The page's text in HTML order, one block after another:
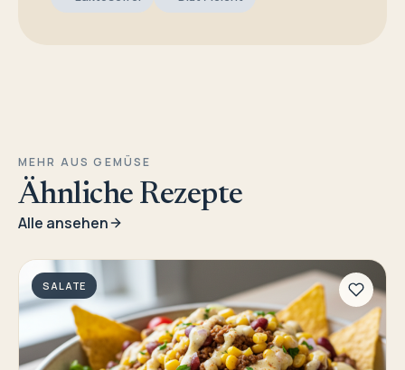
MEHR AUS GEMÜSE
Ähnliche Rezepte
Alle ansehen
SALATE